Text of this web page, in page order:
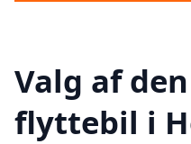
Valg af
flyttebil i